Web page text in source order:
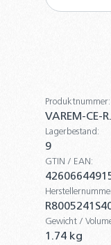
45,90 €
180 cm
22,90 €
Produktnummer:
VAREM-CE-
Lagerbestand:
9
GTIN / EAN:
Gewicht /
1.74 kg